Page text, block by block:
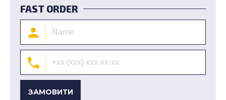
FAST ORDER
ЗАМОВИТИ